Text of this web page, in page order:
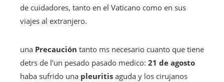
de cuidadores, tanto en el Vaticano como en sus
viajes al extranjero.
una Precaución tanto ms necesario cuanto que tiene
detrs de l’un pesado pasado medico: 21 de agosto
haba sufrido una pleuritis aguda y los cirujanos